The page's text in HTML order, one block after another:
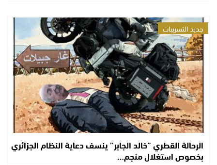
جديد التسريبات
الرحالة القطري “خالد الجابر” ينسف دعاية النظام الجزائري
بخصوص استغلال منجم…